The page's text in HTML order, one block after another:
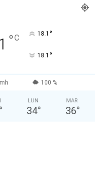
°C 18.1 °
18.1 °
100 %
°
LUN
34°
MAR
36°